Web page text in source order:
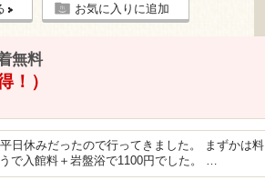
お気に入りに追加
無料
！）
日休みだったので行ってきました。 まずかは料
で入館料＋岩盤浴で1100円でした。 …